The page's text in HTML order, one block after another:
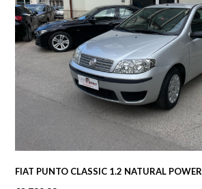
FIAT PUNTO CLASSIC 1.2 NATURAL POWER